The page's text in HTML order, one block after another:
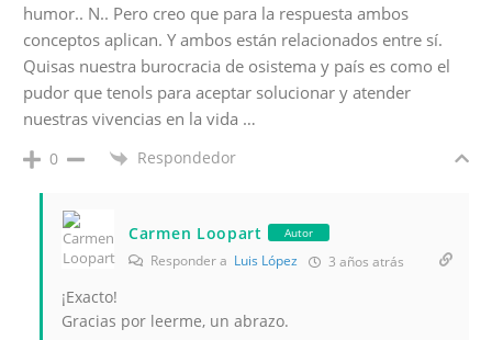
humor.. N.. Pero creo que para la respuesta ambos
conceptos aplican. Y ambos están relacionados entre sí.
Quisas nuestra burocracia de osistema y país es como el
pudor que tenols para aceptar solucionar y atender
nuestras vivencias en la vida …
0 Respondedor
Carmen Loopart Autor
Responder a Luis López 3 años atrás
¡Exacto!
Gracias por leerme, un abrazo.